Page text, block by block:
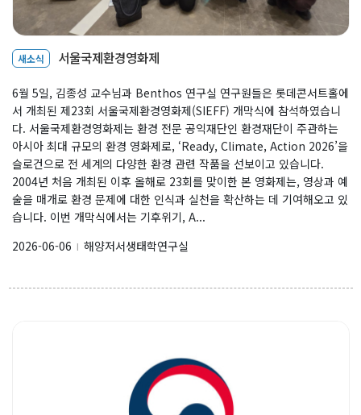
새소식 서울국제환경영화제
6월 5일, 김종성 교수님과 Benthos 연구실 연구원들은 롯데콘서트홀에
서 개최된 제23회 서울국제환경영화제(SIEFF) 개막식에 참석하였습니
다. 서울국제환경영화제는 환경 전문 공익재단인 환경재단이 주관하는
아시아 최대 규모의 환경 영화제로, ‘Ready, Climate, Action 2026’을
슬로건으로 전 세계의 다양한 환경 관련 작품을 선보이고 있습니다.
2004년 처음 개최된 이후 올해로 23회를 맞이한 본 영화제는, 영상과 예
술을 매개로 환경 문제에 대한 인식과 실천을 확산하는 데 기여해오고 있
습니다. 이번 개막식에서는 기후위기, A...
2026-06-06 l 해양저서생태학연구실